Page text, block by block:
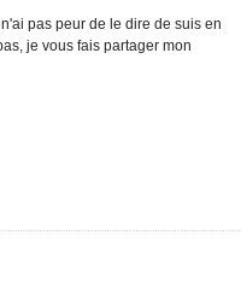
pas peur de le dire de suis en
je vous fais partager mon